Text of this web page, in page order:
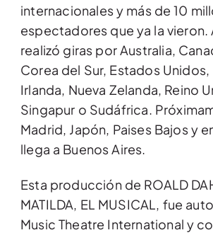
internacionales y más de 10
espectadores que ya la vieron.
realizó giras por Australia,
Corea del Sur, Estados Unidos,
Irlanda, Nueva Zelanda, Reino
Singapur o Sudáfrica.
Madrid, Japón, Paises Bajos y
llega a Buenos Aires.
Esta producción de ROALD
MATILDA, EL MUSICAL, fue
Music Theatre International y